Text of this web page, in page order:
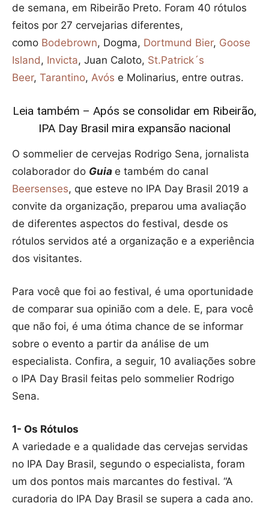
de semana, em Ribeirão Preto. Foram 40 rótulos
feitos por 27 cervejarias diferentes,
como Bodebrown, Dogma, Dortmund Bier, Goose
Island, Invicta, Juan Caloto, St.Patrick´s
Beer, Tarantino, Avós e Molinarius, entre outras.
Leia também – Após se consolidar em Ribeirão,
IPA Day Brasil mira expansão nacional
O sommelier de cervejas Rodrigo Sena, jornalista
colaborador do Guia e também do canal
Beersenses, que esteve no IPA Day Brasil 2019 a
convite da organização, preparou uma avaliação
de diferentes aspectos do festival, desde os
rótulos servidos até a organização e a experiência
dos visitantes.
Para você que foi ao festival, é uma oportunidade
de comparar sua opinião com a dele. E, para você
que não foi, é uma ótima chance de se informar
sobre o evento a partir da análise de um
especialista. Confira, a seguir, 10 avaliações sobre
o IPA Day Brasil feitas pelo sommelier Rodrigo
Sena.
1- Os Rótulos
A variedade e a qualidade das cervejas servidas
no IPA Day Brasil, segundo o especialista, foram
um dos pontos mais marcantes do festival. “A
curadoria do IPA Day Brasil se supera a cada ano.